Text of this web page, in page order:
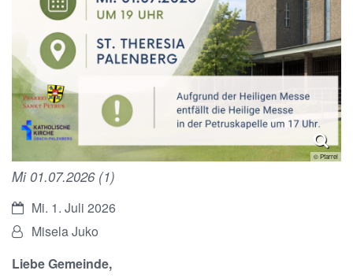
© Pfarrei
Mi 01.07.2026 (1)
Datum:Mi. 1. Juli 2026
Von:Misela Juko
Liebe Gemeinde,